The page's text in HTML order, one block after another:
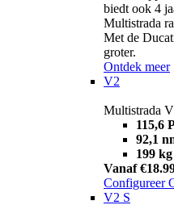
biedt ook 4
Multistrada
Met de
groter.
Ontdek meer
V2
Multistrada
115,6
92,1
199 kg
Vanaf
Configureer
V2 S